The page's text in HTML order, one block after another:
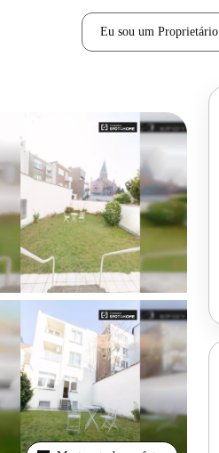
Eu sou um Proprietário